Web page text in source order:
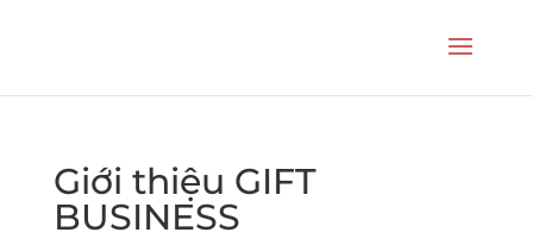
Giới thiệu GIFT
BUSINESS